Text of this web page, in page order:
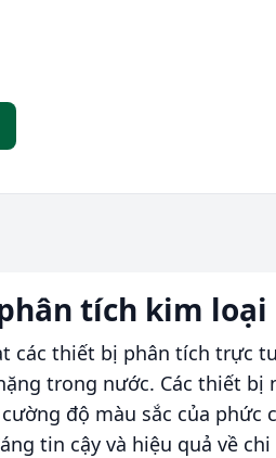
tích kim loại
các thiết bị phân tích trực
trong nước. Các thiết
độ màu sắc của
tin cậy và hiệu quả về